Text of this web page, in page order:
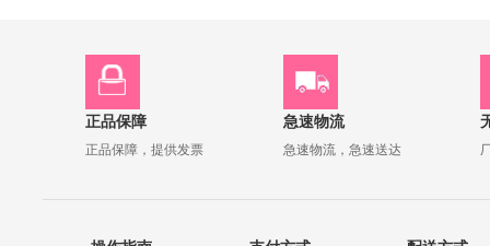
正品保障
正品保障，提供发票
急速物流
急速物流，急速送达